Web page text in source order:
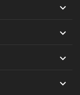



